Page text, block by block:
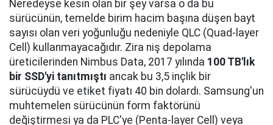
Neredeyse kesin olan bir şey varsa o da bu
sürücünün, temelde birim hacim başına düşen bayt
sayısı olan veri yoğunluğu nedeniyle QLC (Quad-layer
Cell) kullanmayacağıdır. Zira niş depolama
üreticilerinden Nimbus Data, 2017 yılında 100 TB'lık
bir SSD'yi tanıtmıştı ancak bu 3,5 inçlik bir
sürücüydü ve etiket fiyatı 40 bin dolardı. Samsung'un
muhtemelen sürücünün form faktörünü
değiştirmesi ya da PLC'ye (Penta-layer Cell) veya